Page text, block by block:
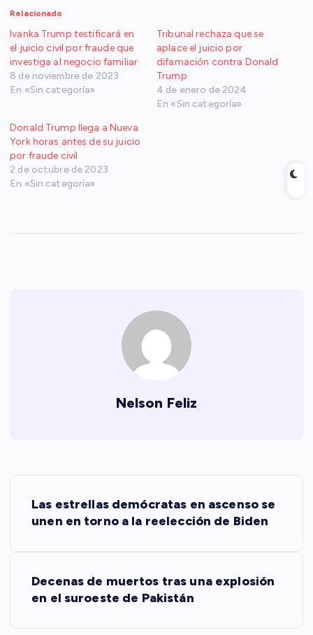
Relacionado
Ivanka Trump testificará en
el juicio civil por fraude que
investiga al negocio familiar
8 de noviembre de 2023
En «Sin categoría»
Tribunal rechaza que se
aplace el juicio por
difamación contra Donald
Trump
4 de enero de 2024
En «Sin categoría»
Donald Trump llega a Nueva
York horas antes de su juicio
por fraude civil
2 de octubre de 2023
En «Sin categoría»
Nelson Feliz
Las estrellas demócratas en ascenso se
unen en torno a la reelección de Biden
Decenas de muertos tras una explosión
en el suroeste de Pakistán